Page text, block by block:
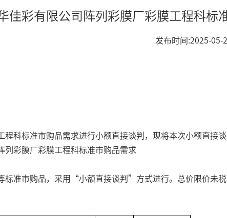
佳彩有限公司阵列彩膜厂彩膜工程科标
发布时间:2025-05-
科标准市购品需求进行小额直接谈判，现将本次小额直接谈
彩膜厂彩膜工程科标准市购品需求
标准市购品，采用“小额直接谈判”方式进行。总价限价未